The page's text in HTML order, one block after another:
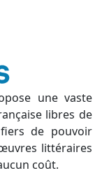
une vaste
libres de
de pouvoir
littéraires
coût.